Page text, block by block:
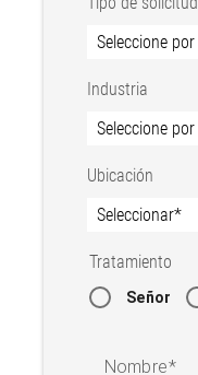
Industria
Ubicación
Tratamiento
Señor
Nombre